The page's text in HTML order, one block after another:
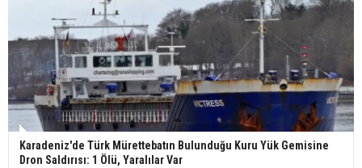
Karadeniz'de Türk Mürettebatın Bulunduğu Kuru Yük Gemisine
Dron Saldırısı: 1 Ölü, Yaralılar Var